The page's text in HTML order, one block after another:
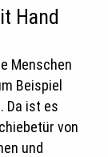
Hand
Menschen
Beispiel
Da ist es
von
und